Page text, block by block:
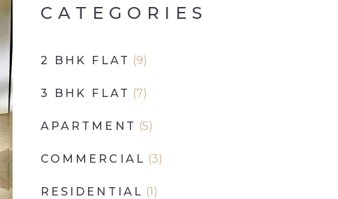
CATEGORIES
2 BHK FLAT (9)
3 BHK FLAT (7)
APARTMENT (5)
COMMERCIAL (3)
RESIDENTIAL (1)